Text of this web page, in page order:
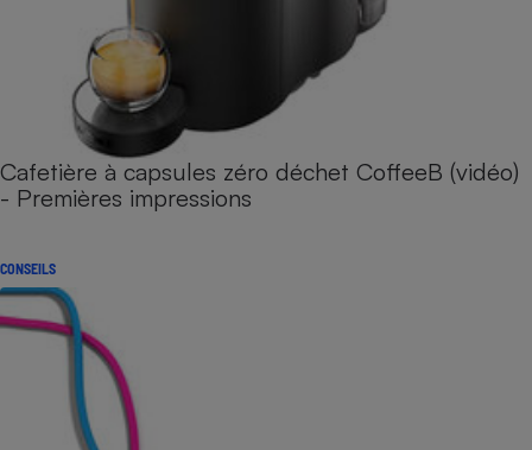
Cafetière à capsules zéro déchet CoffeeB (vidéo)
- Premières impressions
CONSEILS